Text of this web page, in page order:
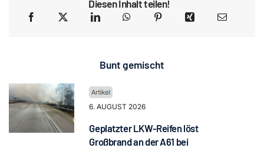
Diesen Inhalt teilen!
Bunt gemischt
6. AUGUST 2026
Geplatzter LKW-Reifen löst
Großbrand an der A61 bei